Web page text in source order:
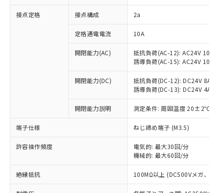
接点定格 接点構成 2a
定格通電電流 10A
開閉能力(AC)
抵抗負荷(AC-12): AC24V 10A/
誘導負荷(AC-15): AC24V
開閉能力(DC)
抵抗負荷(DC-12): DC24V 8A/
誘導負荷(DC-13): DC24V 4A/
開閉能力説明 測定条件: 周囲温度 20±2℃、
端子仕様 ねじ締め端子 (M3.5)
許容操作頻度
電気的: 最大30回/分
機械的: 最大60回/分
絶縁抵抗 100MΩ以上 (DC500Vメガ、点
以下の条件をお読みいただき、同意のうえ
本サービスは、当社制御機器事業取扱
商品の当社在庫状況および標準価格
(税抜)を提供させていただくもので
本サービスの対象外となる商品もある
ことをご了承ください。
在庫状況および標準価格照会結果は、
記載している更新日時点での社内デー
タに基づき作成されるものであり、閲
覧された時点での実際の在庫および標
対応予定：EU RoHS指令（10物質）の非含
有に対応した製品に切り替える予定のある
対応予定なし：EU RoHS指令（10物質）の
非含有に非対応の商品で、対応品を出す予
調査・確認中：EU RoHS指令（10物質）の
非含有の対応状況を調査中または確認中の
非該当品：ライセンス料など無形物で、有
害物質有無と関係のない商品です。
仕入先様の事情により、非含有部品として
いたものが、含有品と判明した場合などや
むを得ず変更することがあります。
鉛(Pb) 1000ppm以下、 水銀(Hg) 1000ppm以下、 カド
六価クロム(Cr(Ⅵ)) 1000ppm以下、ポリ臭化ビフェニル
※1 中国RoHS○×表
「○」：最大均質材料含有率が中国RoHSの
基準値以下であることを示します。
「×」：最大均質材料含有率が中国RoHSの
基準値を超えていることを示します。
「－」：未確認です。当社販売部門へお問
*中国RoHS10物質の基準値 (GB/T26572)：
Pb(鉛) :1000ppm、 Hg(水銀) : 1000ppm、 Cd(カドミウ
当社は、これら貴社製品のうち、外国
為替および外国貿易法に定める商品
（以下｢規制貨物等」という）を輸出
または国外への提供する場合は、日本
国政府の輸出許可(または役務取引許
可)を取得するなどの必要な手続きを